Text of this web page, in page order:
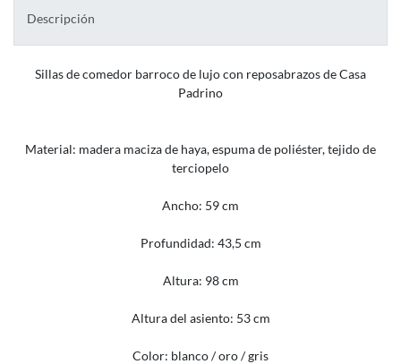
Descripción
Sillas de comedor barroco de lujo con reposabrazos de Casa
Padrino
Material: madera maciza de haya, espuma de poliéster, tejido de
terciopelo
Ancho: 59 cm
Profundidad: 43,5 cm
Altura: 98 cm
Altura del asiento: 53 cm
Color: blanco / oro / gris